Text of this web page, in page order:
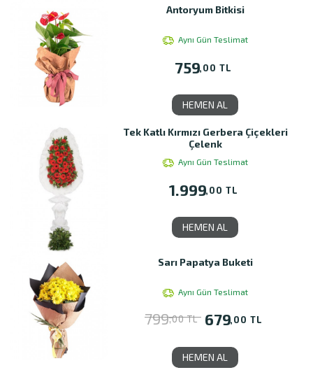
Antoryum Bitkisi
Aynı Gün Teslimat
759,00 TL
HEMEN AL
Tek Katlı Kırmızı Gerbera Çiçekleri
Çelenk
Aynı Gün Teslimat
1.999,00 TL
HEMEN AL
Sarı Papatya Buketi
Aynı Gün Teslimat
799,00 TL 679,00 TL
HEMEN AL